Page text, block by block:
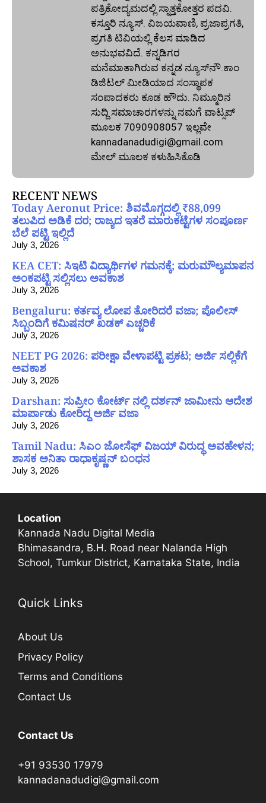
ಪತ್ರಿಕೋದ್ಯಮದಲ್ಲಿ ಸ್ನಾತ್ತಕೋತ್ತರ ಪದವಿ.
ಕಸ್ತೂರಿ ನ್ಯೂಸ್‌. ವಿಜಯವಾಣಿ, ಪ್ರಜಾಪ್ರಗತಿ,
ಪ್ರಗತಿ ಟಿವಿಯಲ್ಲಿ ಕೆಲಸ ಮಾಡಿದ
ಅನುಭವವಿದೆ. ಕನ್ನಡಿಗರ
ಮನೆಮಾತಾಗಿರುವ ಕನ್ನಡ ನ್ಯೂಸ್‌ನೌ.ಕಾಂ
ಡಿಜಿಟಲ್‌ ಮೀಡಿಯಾದ ಸಂಸ್ಥಾಪಕ
ಸಂಪಾದಕರು ಕೂಡ ಹೌದು. ನಿಮ್ಮೂರಿನ
ಸುದ್ದಿ ಸಮಾಚಾರಗಳನ್ನು ನಮಗೆ ವಾಟ್ಸಪ್‌
ಮೂಲಕ 7090908057 ಇಲ್ಲವೇ
kannadanadudigi@gmail.com
ಮೇಲ್‌ ಮೂಲಕ ಕಳುಹಿಸಿಕೊಡಿ
RECENT NEWS
Today Aeronut Price: ಶಿವಮೊಗ್ಗದಲ್ಲಿ ₹88,099
ತಲುಪಿದ ಅಡಿಕೆ ದರ; ರಾಜ್ಯದ ಇತರೆ ಮಾರುಕಟ್ಟೆಗಳ ಸಂಪೂರ್ಣ
ಬೆಲೆ ಪಟ್ಟಿ ಇಲ್ಲಿದೆ
July 3, 2026
KEA CET: ಸಿಇಟಿ ವಿದ್ಯಾರ್ಥಿಗಳ ಗಮನಕ್ಕೆ; ಮರುಮೌಲ್ಯಮಾಪನ
ಅಂಕಪಟ್ಟಿ ಸಲ್ಲಿಸಲು ಅವಕಾಶ
July 3, 2026
Bengaluru: ಕರ್ತವ್ಯ ಲೋಪ ತೋರಿದರೆ ವಜಾ; ಪೊಲೀಸ್
ಸಿಬ್ಬಂದಿಗೆ ಕಮಿಷನರ್ ಖಡಕ್ ಎಚ್ಚರಿಕೆ
July 3, 2026
NEET PG 2026: ಪರೀಕ್ಷಾ ವೇಳಾಪಟ್ಟಿ ಪ್ರಕಟ; ಅರ್ಜಿ ಸಲ್ಲಿಕೆಗೆ
ಅವಕಾಶ
July 3, 2026
Darshan: ಸುಪ್ರೀಂ ಕೋರ್ಟ್ ನಲ್ಲಿ ದರ್ಶನ್ ಜಾಮೀನು ಆದೇಶ
ಮಾರ್ಪಾಡು ಕೋರಿದ್ದ ಅರ್ಜಿ ವಜಾ
July 3, 2026
Tamil Nadu: ಸಿಎಂ ಜೋಸೆಫ್ ವಿಜಯ್ ವಿರುದ್ಧ ಅವಹೇಳನ;
ಶಾಸಕ ಅನಿತಾ ರಾಧಾಕೃಷ್ಣನ್ ಬಂಧನ
July 3, 2026
Location
Kannada Nadu Digital Media
Bhimasandra, B.H. Road near Nalanda High
School, Tumkur District, Karnataka State, India
Quick Links
About Us
Privacy Policy
Terms and Conditions
Contact Us
Contact Us
+91 93530 17979
kannadanadudigi@gmail.com